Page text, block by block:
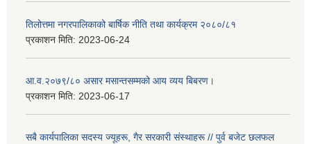
तिलोत्तमा नगरपालिकाको बार्षिक नीति तथा कार्यक्रम २०८०/८१
प्रकाशन मिति: 2023-06-24
आ.व.२०७९/८० असार मसान्तसम्मको आय व्यय बिबरण।
प्रकाशन मिति: 2023-06-17
सबै कार्यपालिका सदस्य ज्यूहरू, गैर सरकारी संस्थाहरू // पुर्व बजेट छलफल